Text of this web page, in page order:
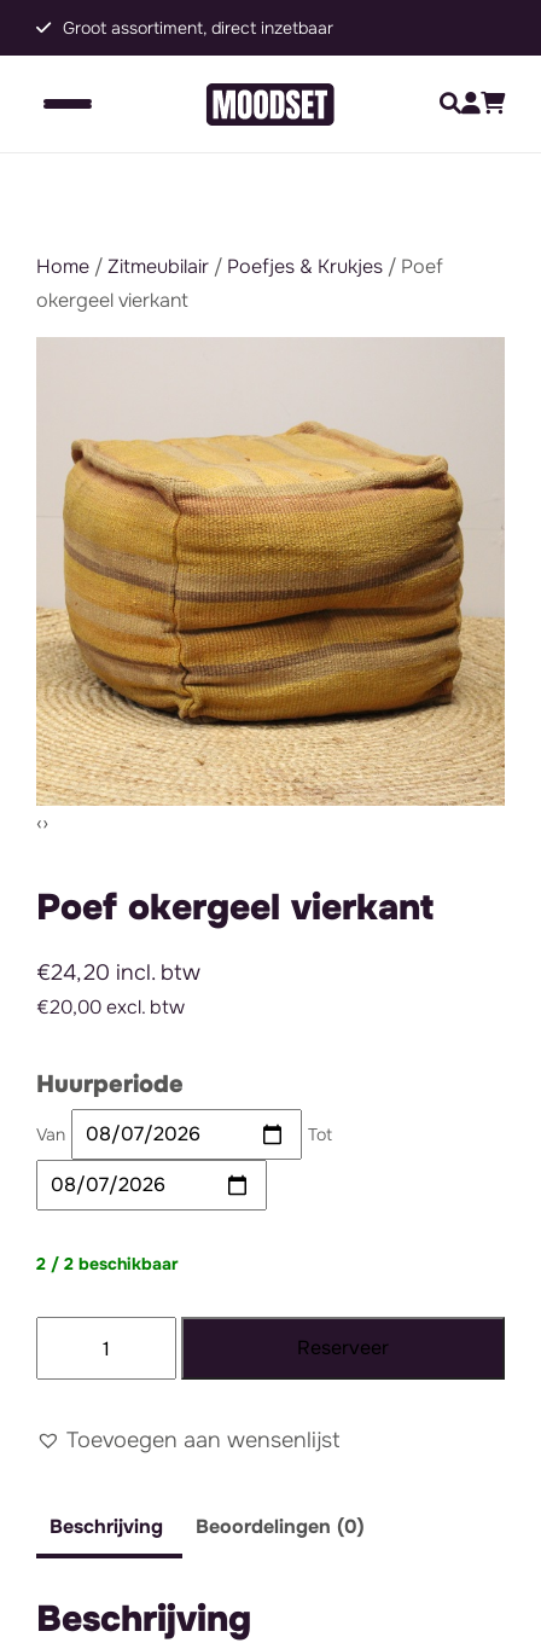
Groot assortiment, direct inzetbaar
Home /Zitmeubilair / Poefjes & Krukjes / Poef
okergeel vierkant
‹Vorige slide
›Volgende slide
Poef okergeel vierkant
€24,20 incl. btw
€20,00 excl. btw
Huurperiode
Van Tot
2 / 2 beschikbaar
aantal
Reserveer
Toevoegen aan wensenlijst
Beschrijving Beoordelingen (0)
Beschrijving